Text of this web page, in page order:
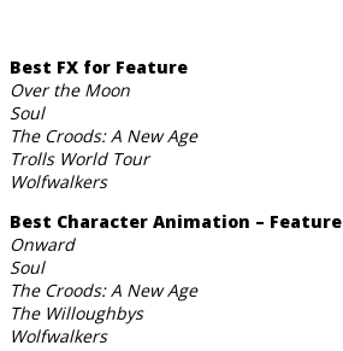
Best FX for Feature
Over the Moon
Soul
The Croods: A New Age
Trolls World Tour
Wolfwalkers
Best Character Animation – Feature
Onward
Soul
The Croods: A New Age
The Willoughbys
Wolfwalkers